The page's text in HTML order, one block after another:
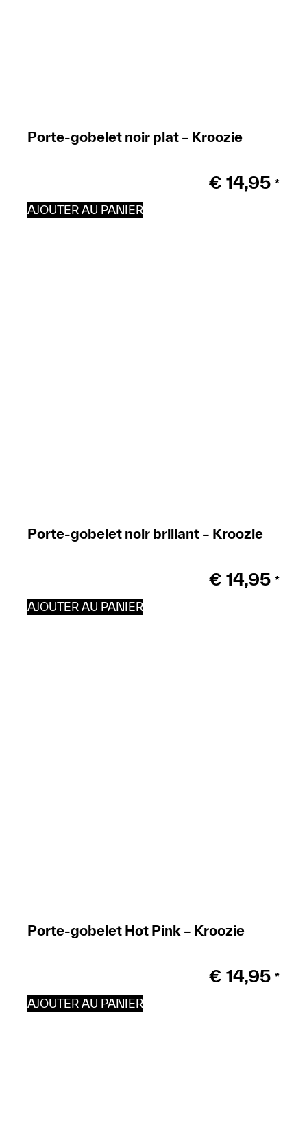
Porte-gobelet noir plat – Kroozie
€ 14,95 *
AJOUTER AU PANIER
Porte-gobelet noir brillant – Kroozie
€ 14,95 *
AJOUTER AU PANIER
Porte-gobelet Hot Pink – Kroozie
€ 14,95 *
AJOUTER AU PANIER